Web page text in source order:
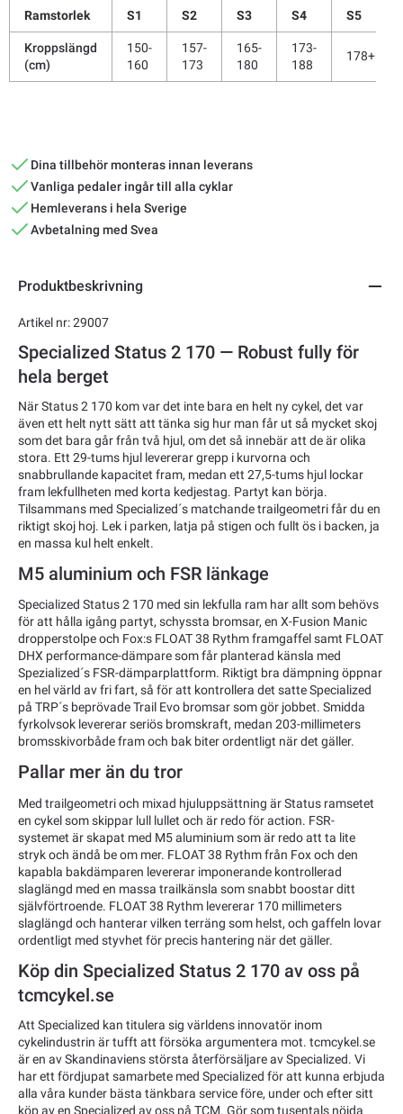
Ramstorlek S1 S2 S3 S4 S5
Kroppslängd
(cm)
150-
160
157-
173
165-
180
173-
188
178+
Dina tillbehör monteras innan leverans
Vanliga pedaler ingår till alla cyklar
Hemleverans i hela Sverige
Avbetalning med Svea
Produktbeskrivning
Artikel nr: 29007
Specialized Status 2 170 — Robust fully för
hela berget
När Status 2 170 kom var det inte bara en helt ny cykel, det var
även ett helt nytt sätt att tänka sig hur man får ut så mycket skoj
som det bara går från två hjul, om det så innebär att de är olika
stora. Ett 29-tums hjul levererar grepp i kurvorna och
snabbrullande kapacitet fram, medan ett 27,5-tums hjul lockar
fram lekfullheten med korta kedjestag. Partyt kan börja.
Tilsammans med Specialized´s matchande trailgeometri får du en
riktigt skoj hoj. Lek i parken, latja på stigen och fullt ös i backen, ja
en massa kul helt enkelt.
M5 aluminium och FSR länkage
Specialized Status 2 170 med sin lekfulla ram har allt som behövs
för att hålla igång partyt, schyssta bromsar, en X-Fusion Manic
dropperstolpe och Fox:s FLOAT 38 Rythm framgaffel samt FLOAT
DHX performance-dämpare som får planterad känsla med
Spezialized´s FSR-dämparplattform. Riktigt bra dämpning öppnar
en hel värld av fri fart, så för att kontrollera det satte Specialized
på TRP´s beprövade Trail Evo bromsar som gör jobbet. Smidda
fyrkolvsok levererar seriös bromskraft, medan 203-millimeters
bromsskivorbåde fram och bak biter ordentligt när det gäller.
Pallar mer än du tror
Med trailgeometri och mixad hjuluppsättning är Status ramsetet
en cykel som skippar lull lullet och är redo för action. FSR-
systemet är skapat med M5 aluminium som är redo att ta lite
stryk och ändå be om mer. FLOAT 38 Rythm från Fox och den
kapabla bakdämparen levererar imponerande kontrollerad
slaglängd med en massa trailkänsla som snabbt boostar ditt
självförtroende. FLOAT 38 Rythm levererar 170 millimeters
slaglängd och hanterar vilken terräng som helst, och gaffeln lovar
ordentligt med styvhet för precis hantering när det gäller.
Köp din Specialized Status 2 170 av oss på
tcmcykel.se
Att Specialized kan titulera sig världens innovatör inom
cykelindustrin är tufft att försöka argumentera mot. tcmcykel.se
är en av Skandinaviens största återförsäljare av Specialized. Vi
har ett fördjupat samarbete med Specialized för att kunna erbjuda
alla våra kunder bästa tänkbara service före, under och efter sitt
köp av en Specialized av oss på TCM. Gör som tusentals nöjda